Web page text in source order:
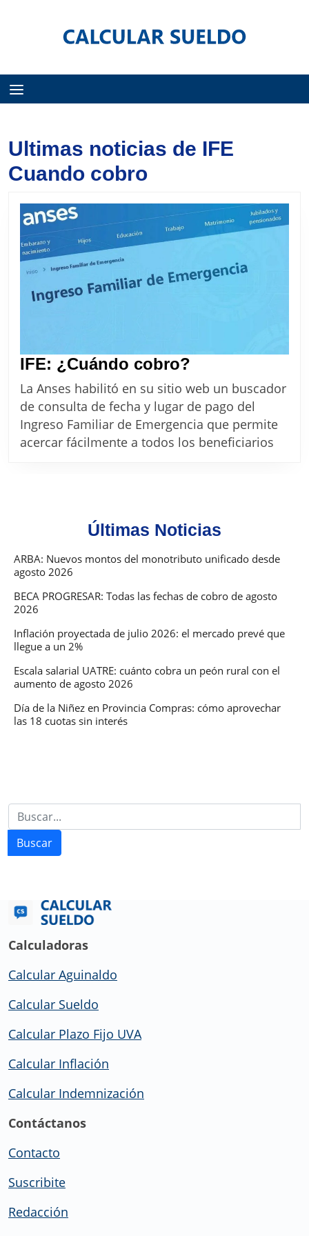
Ultimas noticias de IFE
Cuando cobro
IFE: ¿Cuándo cobro?
¿Cuándo
cobro?
La Anses habilitó en su sitio web un buscador
de consulta de fecha y lugar de pago del
Ingreso Familiar de Emergencia que permite
acercar fácilmente a todos los beneficiarios
Últimas Noticias
ARBA: Nuevos montos del monotributo unificado desde
agosto 2026
BECA PROGRESAR: Todas las fechas de cobro de agosto
2026
Inflación proyectada de julio 2026: el mercado prevé que
llegue a un 2%
Escala salarial UATRE: cuánto cobra un peón rural con el
aumento de agosto 2026
Día de la Niñez en Provincia Compras: cómo aprovechar
las 18 cuotas sin interés
Buscar
Calculadoras
Calcular Aguinaldo
Calcular Sueldo
Calcular Plazo Fijo UVA
Calcular Inflación
Calcular Indemnización
Contáctanos
Contacto
Suscribite
Redacción